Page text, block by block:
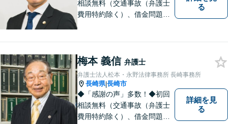
相談無料（交通事故（弁護士
費用特約除く）、借金問題、
る
梅本 義信 弁護士
弁護士法人松本・永野法律事務所 長崎事務所
長崎県|長崎市
◆「感謝の声」多数！◆初回
相談無料（交通事故（弁護士
費用特約除く）、借金問題、
詳細を見
る